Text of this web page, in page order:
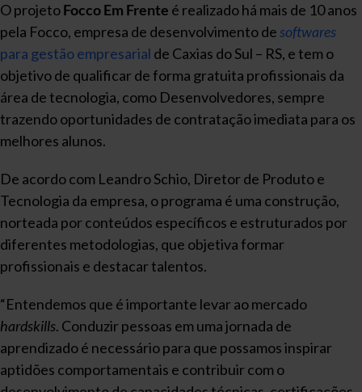
O projetoFocco Em Frente é realizado há mais de 10 anos
pela Focco, empresa de desenvolvimento desoftwares
para gestão empresarial de Caxias do Sul – RS, e tem o
objetivo de qualificar de forma gratuita profissionais da
área de tecnologia, como Desenvolvedores, sempre
trazendo oportunidades de contratação imediata para os
melhores alunos.
De acordo com Leandro Schio, Diretor de Produto e
Tecnologia da empresa, o programa é uma construção,
norteada por conteúdos específicos e estruturados por
diferentes metodologias, que objetiva formar
profissionais e destacar talentos.
“Entendemos que é importante levar ao mercado
hardskills. Conduzir pessoas em uma jornada de
aprendizado é necessário para que possamos inspirar
aptidões comportamentais e contribuir com o